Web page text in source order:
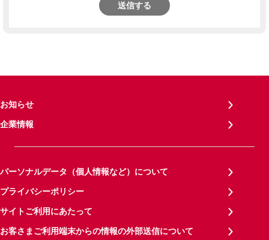
送信する
お知らせ
企業情報
パーソナルデータ（個人情報など）について
プライバシーポリシー
サイトご利用にあたって
お客さまご利用端末からの情報の外部送信について